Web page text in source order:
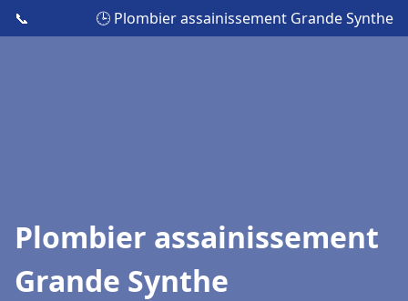
📞 🕒 Plombier assainissement Grande Synthe
Plombier assainissement
Grande Synthe